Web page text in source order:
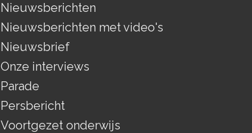
Nieuwsberichten
Nieuwsberichten met video's
Nieuwsbrief
Onze interviews
Parade
Persbericht
Voortgezet onderwijs